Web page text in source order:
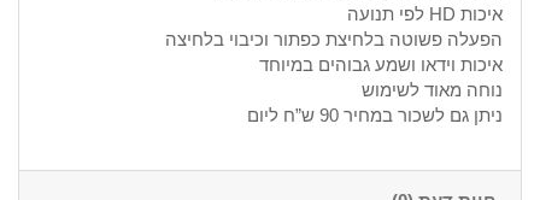
איכות HD לפי תנועה
הפעלה פשוטה בלחיצת כפתור וכיבוי בלחיצה
איכות וידאו ושמע גבוהים במיוחד
נוחה מאוד לשימוש
ניתן גם לשכור במחיר 90 ש”ח ליום